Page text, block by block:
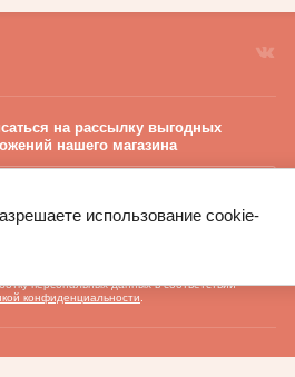
на рассылку выгодных
нашего магазина
персональных данных в соответствии
конфиденциальности
использование cookie-